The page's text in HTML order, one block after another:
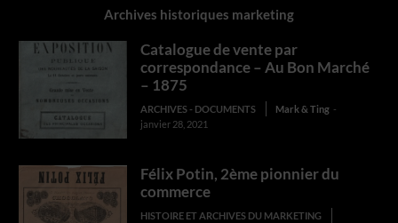
Archives historiques marketing
Catalogue de vente par
correspondance – Au Bon Marché
– 1875
ARCHIVES - DOCUMENTS Mark & Ting -
janvier 28, 2021
Félix Potin, 2ème pionnier du
commerce
HISTOIRE ET ARCHIVES DU MARKETING